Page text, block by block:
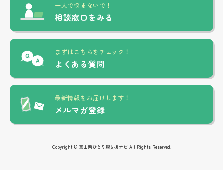
一人で悩まないで！
相談窓口をみる
まずはこちらをチェック！
よくある質問
最新情報をお届けします！
メルマガ登録
Copyright © 富山県ひとり親支援ナビ All Rights Reserved.